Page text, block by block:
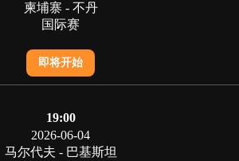
柬埔寨 - 不丹
国际赛
即将开始
19:00
2026-06-04
马尔代夫 - 巴基斯坦